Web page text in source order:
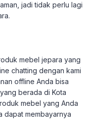
jadi tidak perlu lagi
mebel jepara yang
chatting dengan kami
offline Anda bisa
berada di Kota
mebel yang Anda
dapat membayarnya